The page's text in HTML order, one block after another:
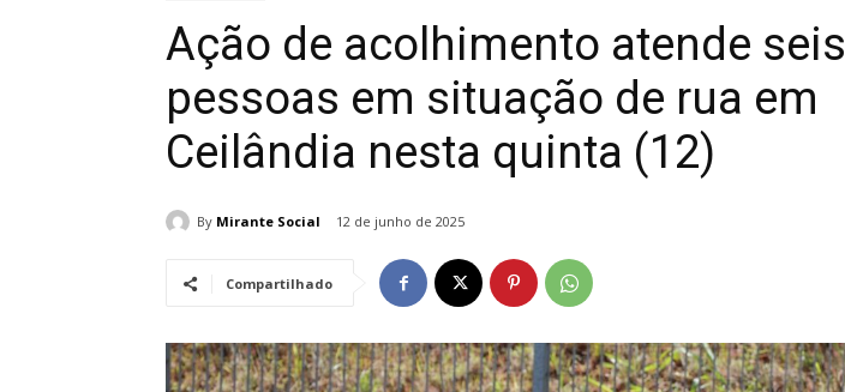
Ação de acolhimento atende seis
pessoas em situação de rua em
Ceilândia nesta quinta (12)
By Mirante Social 12 de junho de 2025
Compartilhado